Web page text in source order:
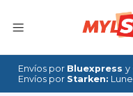
Envíos por Bluexpress y
Envíos por Starken: